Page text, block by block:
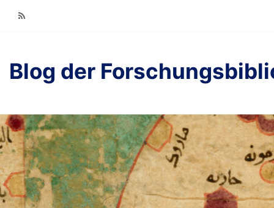
Blog der